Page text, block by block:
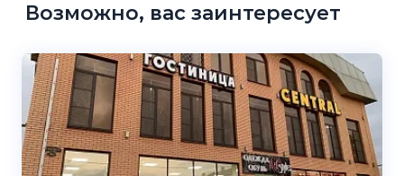
Возможно, вас заинтересует